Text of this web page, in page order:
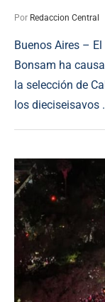
Por Redaccion Central
Buenos Aires –
Bonsam ha
la selección de
los dieciseisavos